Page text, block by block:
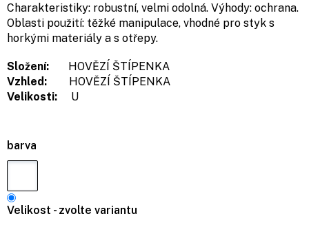
barva
Velikost - zvolte variantu
Charakteristiky: robustní, velmi odolná. Výhody: ochrana.
Oblasti použití: těžké manipulace, vhodné pro styk s
horkými materiály a s otřepy.
Složení:
HOVĚZÍ ŠTÍPENKA
Vzhled:
HOVĚZÍ ŠTÍPENKA
Velikosti: U